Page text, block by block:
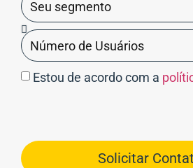
Estou de acordo com a
Solicitar